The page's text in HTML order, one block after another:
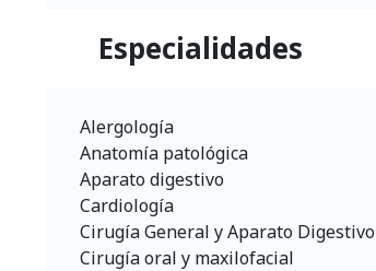
Especialidades
Alergología
Anatomía patológica
Aparato digestivo
Cardiología
Cirugía General y Aparato Digestivo
Cirugía oral y maxilofacial